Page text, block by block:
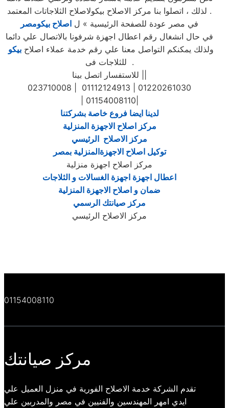
. لذلك ، اتصلوا بنا مركز الاصلاح بيكولاصلاح الثلاجاتات المعتمد
في مصر عودة للصفحة الرئيسية » ل اصلاح بيكومصر
في حال انشغال رقم اعطال اجهزة شرفونا بالاتصال علي دائما
ولذلك يمكنكم التواصل معنا علي رقم خدمة عملاء اصلاحبيكو
للثلاجات فى .
023710008 | 01112124913 | 01220261030
| 01154008110|
لدينا ايضا فروع خاصة بشركتنا
مركز اصلاح الاجهزة المنزلية
مركز الاصلاح الرئيسي
توكيل اصلاح الاجهزةالمنزلية بمصر
مركز اصلاح اجهزة منزلية
اعطال اجهزة اجهزة الغسالات و الثلاجات
ضمان و اصلاح الاجهزة المنزلية
مركز صيانتك الرسمي
مركز الاصلاح الرئيسي
01154008110
مركز صيانتك
تقدم الشركة خدمة الاصلاح الفورية في منزل العميل علي
ايدي امهر المهندسين والفنيين في مصر والمدربين علي